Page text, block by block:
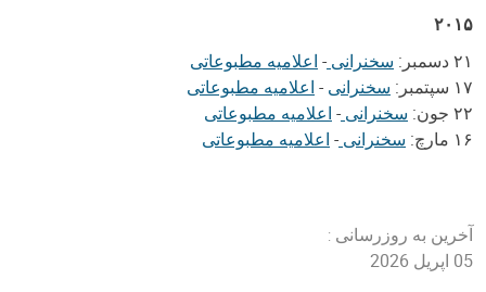
۲۰۱۵
۲۱ دسمبر:
سخنرانی - اعلامیه مطبوعاتی
۱۷ سپتمبر:
سخنرانی - اعلامیه مطبوعاتی
۲۲ جون:
سخنرانی - اعلامیه مطبوعاتی
۱۶ مارچ:
سخنرانی - اعلامیه مطبوعاتی
آخرین به روزرسانی :
05 اپریل 2026